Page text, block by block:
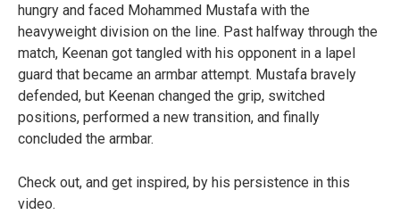
hungry and faced Mohammed Mustafa with the
heavyweight division on the line. Past halfway through the
match, Keenan got tangled with his opponent in a lapel
guard that became an armbar attempt. Mustafa bravely
defended, but Keenan changed the grip, switched
positions, performed a new transition, and finally
concluded the armbar.
Check out, and get inspired, by his persistence in this
video.